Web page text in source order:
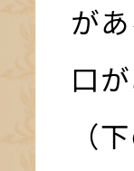
が
口
（